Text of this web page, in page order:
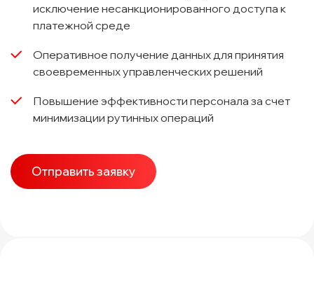
исключение несанкционированного доступа к
платежной среде
Оперативное получение данных для принятия
своевременных управленческих решений
Повышение эффективности персонала за счет
минимизации рутинных операций
Отправить заявку